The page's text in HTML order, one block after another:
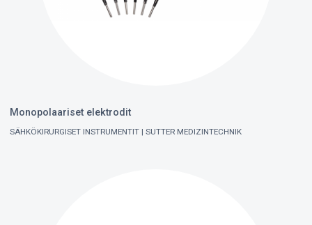
Monopolaariset elektrodit
SÄHKÖKIRURGISET INSTRUMENTIT SUTTER MEDIZINTECHNIK